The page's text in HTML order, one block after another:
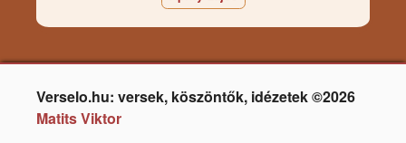
Verselo.hu: versek, köszöntők, idézetek ©2026
Matits Viktor